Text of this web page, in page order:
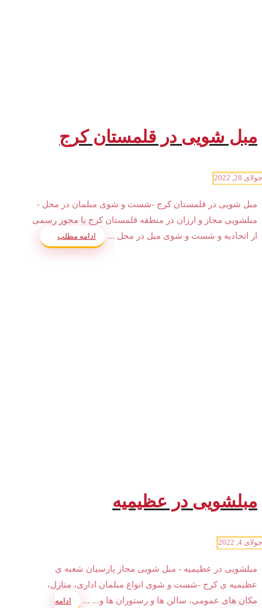
مبل شویی در قلمستان کرج
جولای 28, 2022
مبل شویی در قلمستان کرج -شست و شوی مبلمان در محل -
مبلشویی مجاز و ارزان در منطقه قلمستان کرج با مجوز رسمی
از اتحادیه و شست و شوی مبل در محل ...
ادامه مطلب
مبلشویی در عظیمیه
جولای 4, 2022
مبلشویی در عظیمیه - مبل شویی مجاز پارسیان شعبه ی
عظیمیه ی کرج -شست و شوی انواع مبلمان اداری، منازل،
مکان های عمومی، سالن ها و رستوران ها و... ...
ادامه